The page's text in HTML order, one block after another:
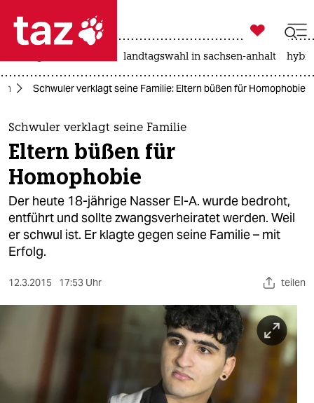
 taz zahl ich
taz zahl ich
themen
politik
öko
gesellschaft
kultur
sport
wahrheit

taz zahl ich
landtagswahl in sachsen-anhalt
Schwuler verklagt seine Familie: Eltern büßen für Homophobie
Schwuler verklagt seine Familie
Eltern büßen für
Homophobie
Der heute 18-jährige Nasser El-A. wurde bedroht,
entführt und sollte zwangsverheiratet werden. Weil
er schwul ist. Er klagte gegen seine Familie – mit
Erfolg.
12.3.2015 17:53 Uhr teilen